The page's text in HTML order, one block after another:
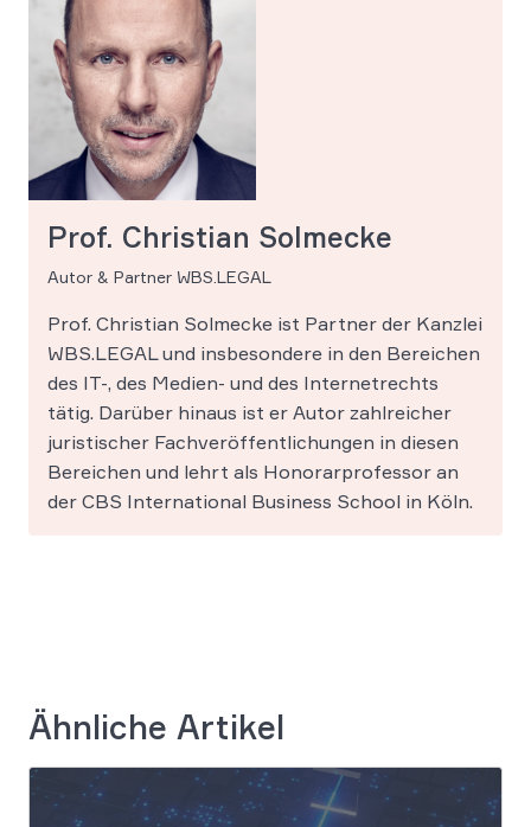
Prof. Christian Solmecke
Autor & Partner WBS.LEGAL
Prof. Christian Solmecke ist Partner der Kanzlei
WBS.LEGAL und insbesondere in den Bereichen
des IT-, des Medien- und des Internetrechts
tätig. Darüber hinaus ist er Autor zahlreicher
juristischer Fachveröffentlichungen in diesen
Bereichen und lehrt als Honorarprofessor an
der CBS International Business School in Köln.
Ähnliche Artikel